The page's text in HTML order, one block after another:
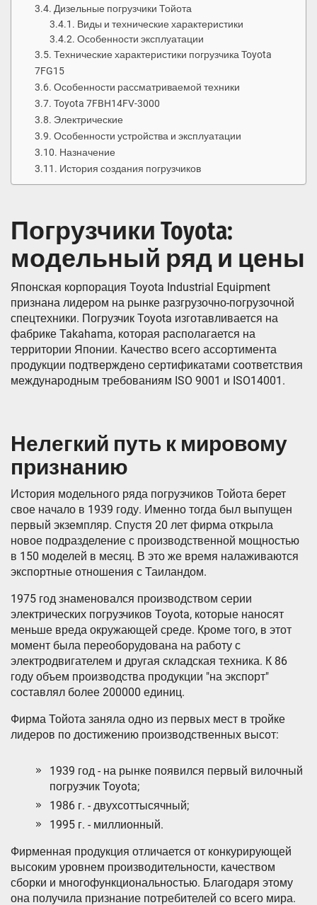
Дизельные погрузчики Тойота
Виды и технические характеристики
Особенности эксплуатации
Технические характеристики погрузчика Toyota
7FG15
Особенности рассматриваемой техники
Toyota 7FBH14FV-3000
Электрические
Особенности устройства и эксплуатации
Назначение
История создания погрузчиков
Погрузчики Toyota:
модельный ряд и цены
Японская корпорация Toyota Industrial Equipment
признана лидером на рынке разгрузочно-погрузочной
спецтехники. Погрузчик Toyota изготавливается на
фабрике Takahama, которая располагается на
территории Японии. Качество всего ассортимента
продукции подтверждено сертификатами соответствия
международным требованиям ISO 9001 и ISO14001.
Нелегкий путь к мировому
признанию
История модельного ряда погрузчиков Тойота берет
свое начало в 1939 году. Именно тогда был выпущен
первый экземпляр. Спустя 20 лет фирма открыла
новое подразделение с производственной мощностью
в 150 моделей в месяц. В это же время налаживаются
экспортные отношения с Таиландом.
1975 год знаменовался производством серии
электрических погрузчиков Toyota, которые наносят
меньше вреда окружающей среде. Кроме того, в этот
момент была переоборудована на работу с
электродвигателем и другая складская техника. К 86
году объем производства продукции "на экспорт"
составлял более 200000 единиц.
Фирма Тойота заняла одно из первых мест в тройке
лидеров по достижению производственных высот:
1939 год - на рынке появился первый вилочный
погрузчик Toyota;
1986 г. - двухсоттысячный;
1995 г. - миллионный.
Фирменная продукция отличается от конкурирующей
высоким уровнем производительности, качеством
сборки и многофункциональностью. Благодаря этому
она получила признание потребителей со всего мира.